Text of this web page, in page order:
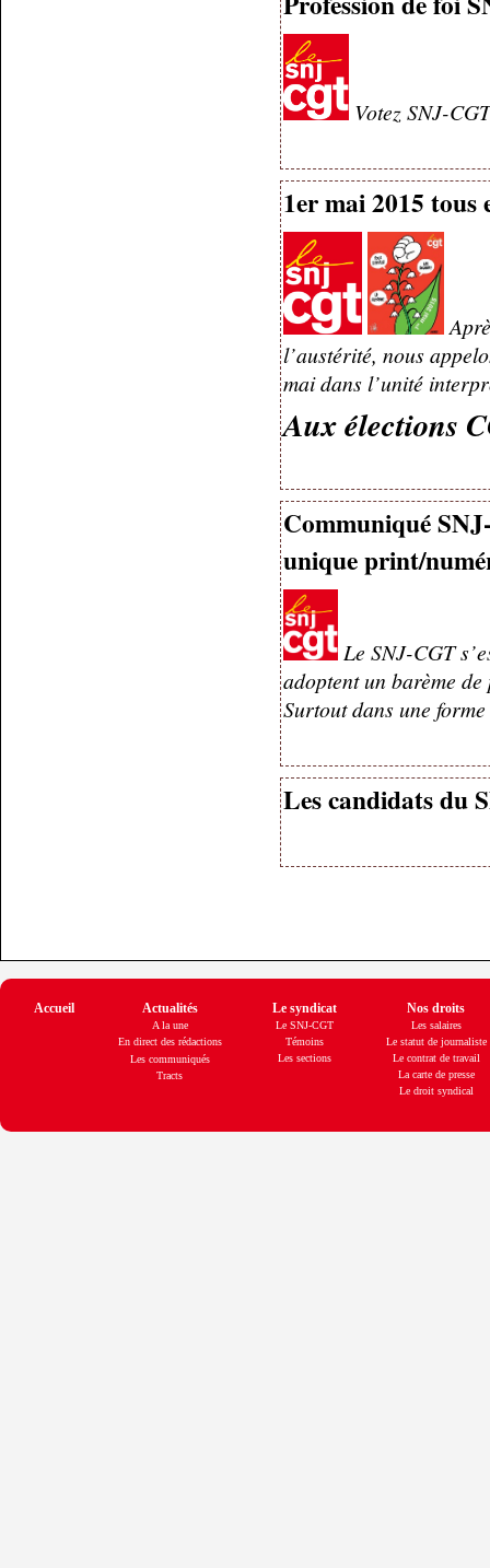
Votez SNJ-
1er mai 2015 tous
l’austérité, nous
mai dans l’unité
Aux élections
Communiqué
unique print/
Le SNJ-CGT
adoptent un barème
Surtout dans une
Les candidats du
Accueil Actualités Le syndicat Nos droits
A la une
En direct des rédactions
Les communiqués
Tracts
Le SNJ-CGT
Témoins
Les sections
Les salaires
Le statut de journaliste
Le contrat de travail
La carte de presse
Le droit syndical